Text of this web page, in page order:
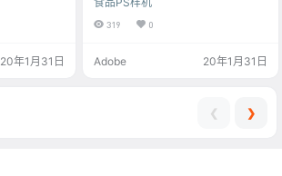
20年1月31日
319 0
Adobe 20年1月31日
❮ ❯